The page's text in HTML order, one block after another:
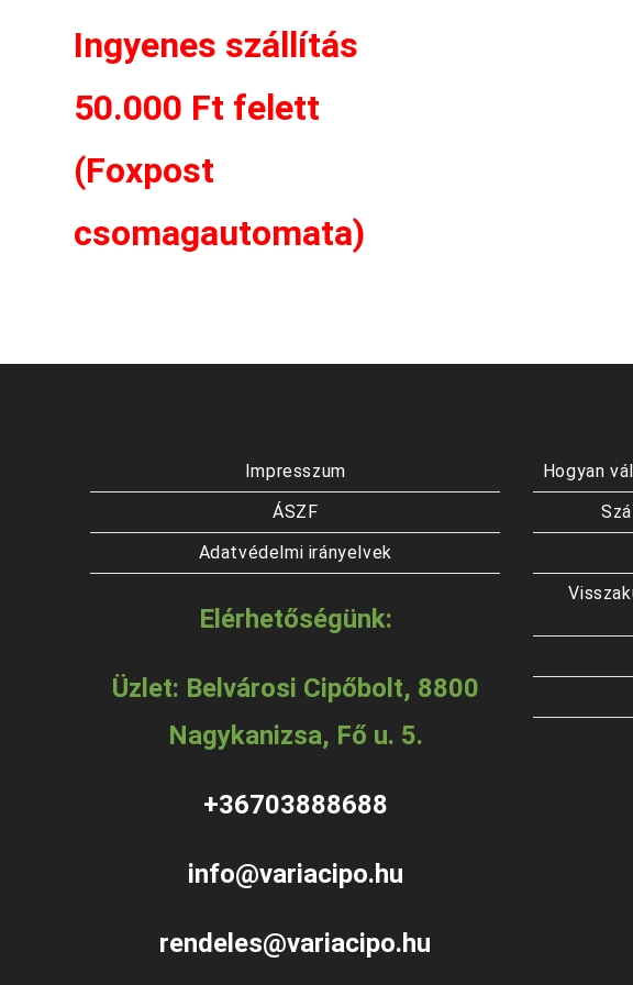
Ingyenes szállítás
50.000 Ft felett
(Foxpost
csomagautomata)
Impresszum
ÁSZF
Adatvédelmi irányelvek
Elérhetőségünk:
Üzlet: Belvárosi Cipőbolt, 8800
Nagykanizsa, Fő u. 5.
+36703888688
info@variacipo.hu
rendeles@variacipo.hu
Hogyan